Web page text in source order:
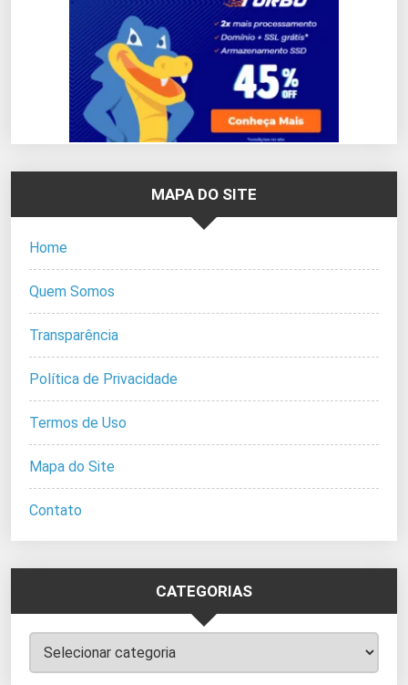
MAPA DO SITE
Home
Quem Somos
Transparência
Política de Privacidade
Termos de Uso
Mapa do Site
Contato
CATEGORIAS
Categorias